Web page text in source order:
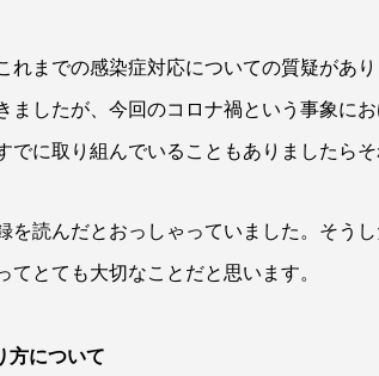
れまでの感染症対応についての質疑があ
ましたが、今回のコロナ禍という事象に
でに取り組んでいることもありましたら
を読んだとおっしゃっていました。そう
とても大切なことだと思います。
方について